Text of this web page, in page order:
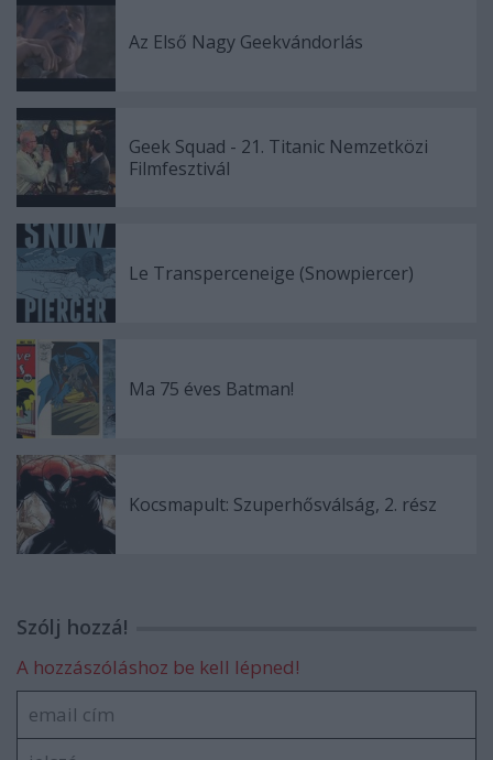
Az Első Nagy Geekvándorlás
Geek Squad - 21. Titanic Nemzetközi
Filmfesztivál
Le Transperceneige (Snowpiercer)
Ma 75 éves Batman!
Kocsmapult: Szuperhősválság, 2. rész
Szólj hozzá!
A hozzászóláshoz be kell lépned!